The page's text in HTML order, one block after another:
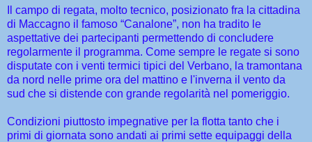
Il campo di regata, molto tecnico, posizionato fra la cittadina
di Maccagno il famoso “Canalone”, non ha tradito le
aspettative dei partecipanti permettendo di concludere
regolarmente il programma. Come sempre le regate si sono
disputate con i venti termici tipici del Verbano, la tramontana
da nord nelle prime ora del mattino e l'inverna il vento da
sud che si distende con grande regolarità nel pomeriggio.
Condizioni piuttosto impegnative per la flotta tanto che i
primi di giornata sono andati ai primi sette equipaggi della